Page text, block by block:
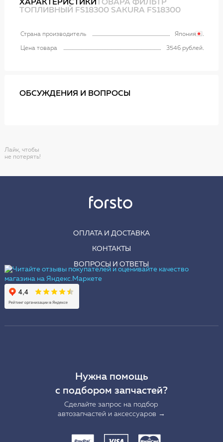
ХАРАКТЕРИСТИКИТОВАРА ФИЛЬТР
ТОПЛИВНЫЙ FS18300 SAKURA FS18300
Страна производитель Япония
Цена товара 3546 рублей
ОБСУЖДЕНИЯ И ВОПРОСЫ
Лайк, чтобы
не потерять!
ОПЛАТА И ДОСТАВКА
КОНТАКТЫ
ВОПРОСЫ И ОТВЕТЫ
Нужна помощь
с подбором запчастей?
Сделайте запрос на подбор
автозапчастей и аксессуаров →